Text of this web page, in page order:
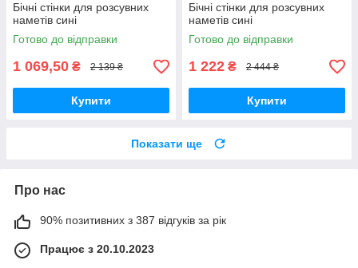
Бічні стінки для розсувних
наметів сині
Готово до відправки
1 069,50 ₴ 2 139 ₴
Купити
Бічні стінки для розсувних
наметів сині
Готово до відправки
1 222 ₴ 2 444 ₴
Купити
Показати ще
Про нас
90% позитивних з 387 відгуків за рік
Працює з 20.10.2023